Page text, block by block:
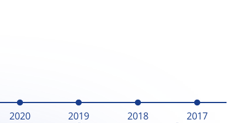
2020 2019 2018
2017